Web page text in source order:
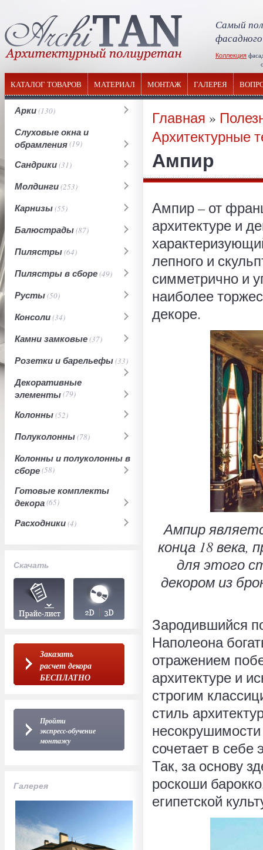
Самый
Коллекция
КАТАЛОГ ТОВАРОВ МАТЕРИАЛ МОНТАЖ ГАЛЕРЕЯ
Арки(130)
Слуховые окна и
обрамления(19)
Сандрики(31)
Молдинги(253)
Карнизы(55)
Балюстрады(87)
Пилястры(64)
Пилястры в сборе(49)
Русты(50)
Консоли(34)
Камни замковые(37)
Розетки и барельефы(33)
Декоративные
элементы(79)
Колонны(52)
Полуколонны(78)
Колонны и полуколонны в
сборе(58)
Готовые комплекты
декора(65)
Расходники(4)
Скачать
Заказать
расчет декора
БЕСПЛАТНО
Пройти
экспресс-обучение
монтажу
Галерея
Главная »
Архитектурные
Ампир
Ампир – от
архитектуре и
лепного и
симметрично и
наиболее
декоре.
Ампир
конца 18
для этого
декором из
Зародившийся
Наполеона
отражением
архитектуре и
строгим
стиль
сочетает в себе
Так, за основу
роскоши
египетской